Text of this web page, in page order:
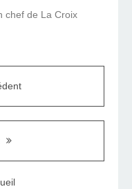
chef de La Croix